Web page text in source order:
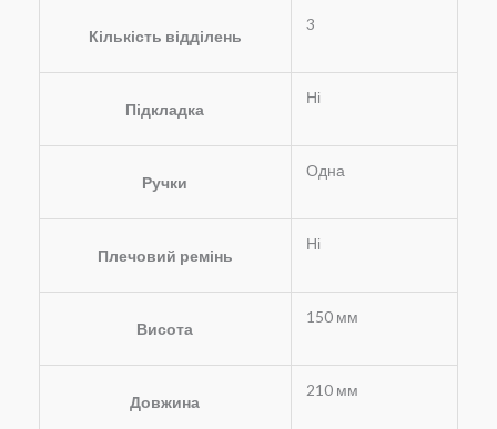
Кількість відділень
3
Підкладка
Ні
Ручки
Одна
Плечовий ремінь
Ні
Висота
150 мм
Довжина
210 мм